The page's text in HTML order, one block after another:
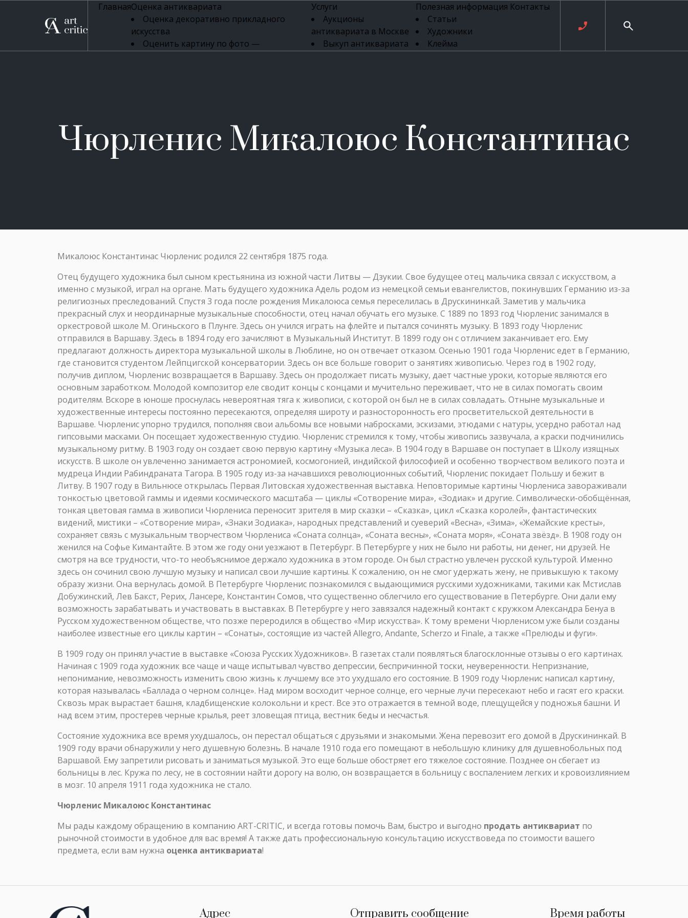
ГлавнаяОценка антиквариата
Оценка декоративно прикладного
искусства
Оценить картину по фото —
Оценка антикварной мебели
Оценка книг
Оценка бронзовых изделий
Услуги
Аукционы
антиквариата в Москве
Выкуп антиквариата
Скупка антиквариата
Скупка антикварной
мебели
вещей
Полезная информация
Статьи
Художники
Клейма
Ювелирные
Контакты
Чюрленис Микалоюс Константинас
Микалоюс Константинас Чюрленис родился 22 сентября 1875 года.
Отец будущего художника был сыном крестьянина из южной части Литвы — Дзукии. Свое будущее отец мальчика связал с искусством, а
именно с музыкой, играл на органе. Мать будущего художника Адель родом из немецкой семьи евангелистов, покинувших Германию из-за
религиозных преследований. Спустя 3 года после рождения Микалоюса семья переселилась в Друскининкай. Заметив у мальчика
прекрасный слух и неординарные музыкальные способности, отец начал обучать его музыке. С 1889 по 1893 год Чюрленис занимался в
оркестровой школе М. Огиньского в Плунге. Здесь он учился играть на флейте и пытался сочинять музыку. В 1893 году Чюрленис
отправился в Варшаву. Здесь в 1894 году его зачисляют в Музыкальный Институт. В 1899 году он с отличием заканчивает его. Ему
предлагают должность директора музыкальной школы в Люблине, но он отвечает отказом. Осенью 1901 года Чюрленис едет в Германию,
где становится студентом Лейпцигской консерватории. Здесь он все больше говорит о занятиях живописью. Через год в 1902 году,
получив диплом, Чюрленис возвращается в Варшаву. Здесь он продолжает писать музыку, дает частные уроки, которые являются его
основным заработком. Молодой композитор еле сводит концы с концами и мучительно переживает, что не в силах помогать своим
родителям. Вскоре в юноше проснулась невероятная тяга к живописи, с которой он был не в силах совладать. Отныне музыкальные и
художественные интересы постоянно пересекаются, определяя широту и разносторонность его просветительской деятельности в
Варшаве. Чюрленис упорно трудился, пополняя свои альбомы все новыми набросками, эскизами, этюдами с натуры, усердно работал над
гипсовыми масками. Он посещает художественную студию. Чюрленис стремился к тому, чтобы живопись зазвучала, а краски подчинились
музыкальному ритму. В 1903 году он создает свою первую картину «Музыка леса». В 1904 году в Варшаве он поступает в Школу изящных
искусств. В школе он увлеченно занимается астрономией, космогонией, индийской философией и особенно творчеством великого поэта и
мудреца Индии Рабиндраната Тагора. В 1905 году из-за начавшихся революционных событий, Чюрленис покидает Польшу и бежит в
Литву. В 1907 году в Вильнюсе открылась Первая Литовская художественная выставка. Неповторимые картины Чюрлениса завораживали
тонкостью цветовой гаммы и идеями космического масштаба — циклы «Сотворение мира», «Зодиак» и другие. Символически-обобщённая,
тонкая цветовая гамма в живописи Чюрлениса переносит зрителя в мир сказки – «Сказка», цикл «Сказка королей», фантастических
видений, мистики – «Сотворение мира», «Знаки Зодиака», народных представлений и суеверий «Весна», «Зима», «Жемайские кресты»,
сохраняет связь с музыкальным творчеством Чюрлениса «Соната солнца», «Соната весны», «Соната моря», «Соната звёзд». В 1908 году он
женился на Софье Кимантайте. В этом же году они уезжают в Петербург. В Петербурге у них не было ни работы, ни денег, ни друзей. Не
смотря на все трудности, что-то необъяснимое держало художника в этом городе. Он был страстно увлечен русской культурой. Именно
здесь он сочинил свою лучшую музыку и написал свои лучшие картины. К сожалению, он не смог удержать жену, не привыкшую к такому
образу жизни. Она вернулась домой. В Петербурге Чюрленис познакомился с выдающимися русскими художниками, такими как Мстислав
Добужинский, Лев Бакст, Рерих, Лансере, Константин Сомов, что существенно облегчило его существование в Петербурге. Они дали ему
возможность зарабатывать и участвовать в выставках. В Петербурге у него завязался надежный контакт с кружком Александра Бенуа в
Русском художественном обществе, что позже переродился в общество «Мир искусства». К тому времени Чюрленисом уже были созданы
наиболее известные его циклы картин – «Сонаты», состоящие из частей Allegro, Andante, Scherzo и Finale, а также «Прелюды и фуги».
В 1909 году он принял участие в выставке «Союза Русских Художников». В газетах стали появляться благосклонные отзывы о его картинах.
Начиная с 1909 года художник все чаще и чаще испытывал чувство депрессии, беспричинной тоски, неуверенности. Непризнание,
непонимание, невозможность изменить свою жизнь к лучшему все это ухудшало его состояние. В 1909 году Чюрленис написал картину,
которая называлась «Баллада о черном солнце». Над миром восходит черное солнце, его черные лучи пересекают небо и гасят его краски.
Сквозь мрак вырастает башня, кладбищенские колокольни и крест. Все это отражается в темной воде, плещущейся у подножья башни. И
над всем этим, простерев черные крылья, реет зловещая птица, вестник беды и несчастья.
Состояние художника все время ухудшалось, он перестал общаться с друзьями и знакомыми. Жена перевозит его домой в Друскининкай. В
1909 году врачи обнаружили у него душевную болезнь. В начале 1910 года его помещают в небольшую клинику для душевнобольных под
Варшавой. Ему запретили рисовать и заниматься музыкой. Это еще больше обостряет его тяжелое состояние. Позднее он сбегает из
больницы в лес. Кружа по лесу, не в состоянии найти дорогу на волю, он возвращается в больницу с воспалением легких и кровоизлиянием
в мозг. 10 апреля 1911 года художника не стало.
Чюрленис Микалоюс Константинас
Мы рады каждому обращению в компанию ART-CRITIC, и всегда готовы помочь Вам, быстро и выгодно продать антиквариат по
рыночной стоимости в удобное для вас время! А также дать профессиональную консультацию искусствоведа по стоимости вашего
предмета, если вам нужна оценка антиквариата!
Адрес Отправить сообщение Время работы